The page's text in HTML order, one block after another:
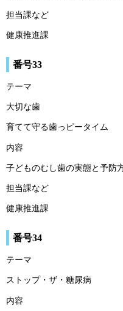
担当課など
健康推進課
番号33
テーマ
大切な歯
育てて守る歯っピータイム
内容
子どものむし歯の実態と予防
担当課など
健康推進課
番号34
テーマ
ストップ・ザ・糖尿病
内容